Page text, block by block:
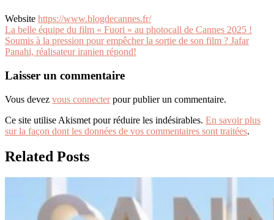
Website https://www.blogdecannes.fr/
Navigation
de
La belle équipe du film « Fuori » au photocall de Cannes 2025 !
Soumis à la pression pour empêcher la sortie de son film ? Jafar
Panahi, réalisateur iranien répond!
Laisser un commentaire
Vous devez vous connecterpour publier un commentaire.
Ce site utilise Akismet pour réduire les indésirables. En savoir plus
sur la façon dont les données de vos commentaires sont traitées.
Related Posts